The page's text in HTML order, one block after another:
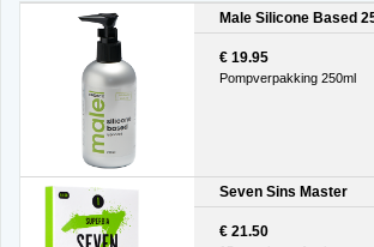
Male Silicone Based
€ 19.95
Pompverpakking 250ml
Seven Sins Master
€ 21.50